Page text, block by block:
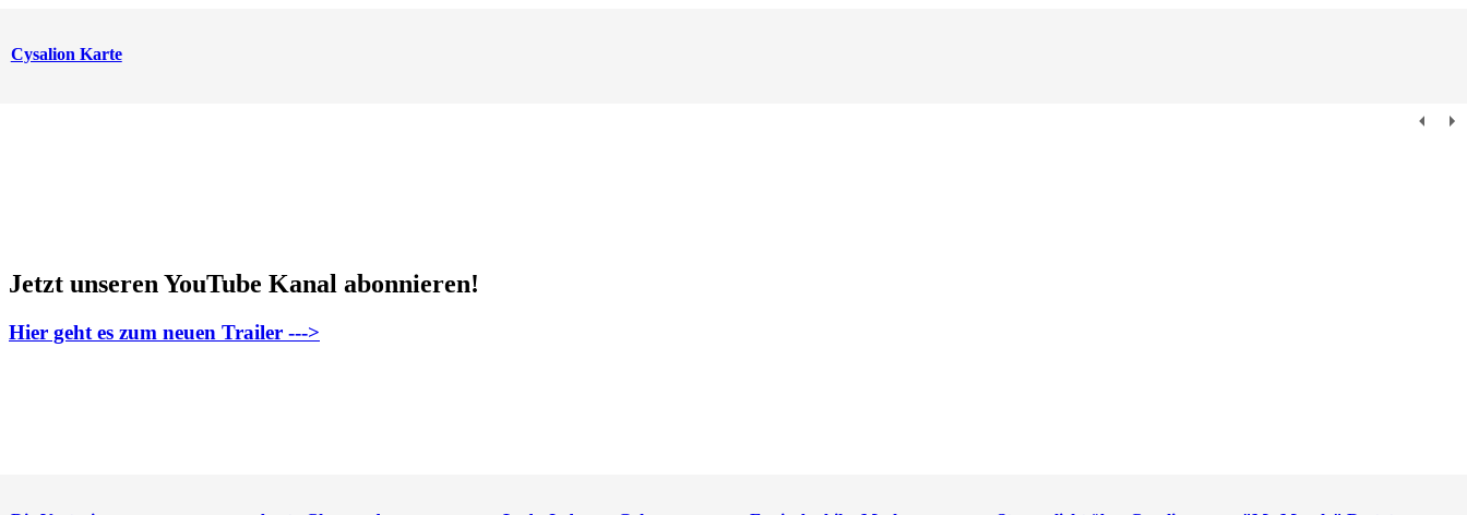
Cysalion Karte
Jetzt unseren YouTube Kanal abonnieren!
Hier geht es zum neuen Trailer --->